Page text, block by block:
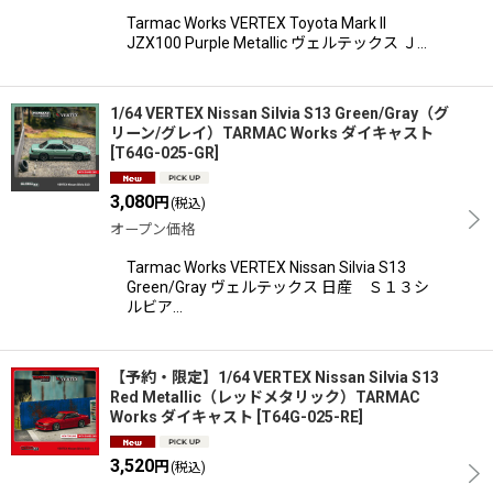
Tarmac Works VERTEX Toyota Mark II
JZX100 Purple Metallic ヴェルテックス Ｊ…
1/64 VERTEX Nissan Silvia S13 Green/Gray（グ
リーン/グレイ）TARMAC Works ダイキャスト
T64G-025-GR
3,080円 (税込)
オープン価格
Tarmac Works VERTEX Nissan Silvia S13
Green/Gray ヴェルテックス 日産 Ｓ１３シ
ルビア…
【予約・限定】1/64 VERTEX Nissan Silvia S13
Red Metallic（レッドメタリック）TARMAC
Works ダイキャスト T64G-025-RE
3,520円 (税込)